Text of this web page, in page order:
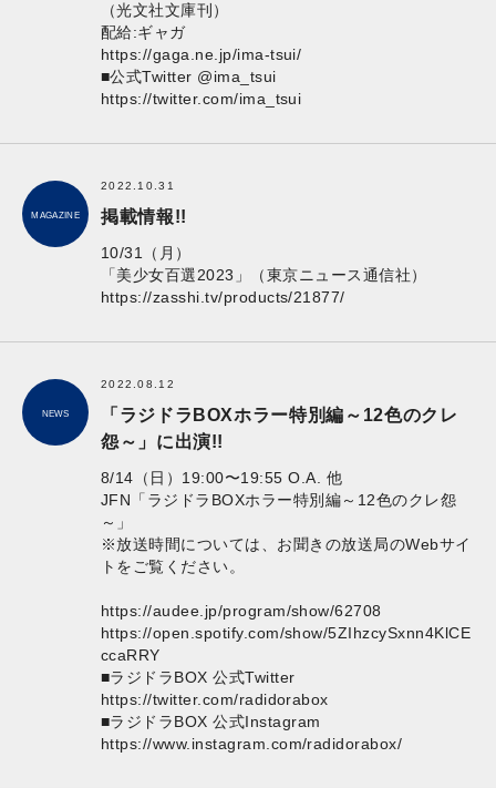
（光文社文庫刊）
配給:ギャガ
https://gaga.ne.jp/ima-tsui/
■公式Twitter @ima_tsui
https://twitter.com/ima_tsui
MAGAZINE
2022.10.31
掲載情報!!
10/31（月）
「美少女百選2023」（東京ニュース通信社）
https://zasshi.tv/products/21877/
NEWS
2022.08.12
「ラジドラBOXホラー特別編～12色のクレ
怨～」に出演!!
8/14（日）19:00〜19:55 O.A. 他
JFN「ラジドラBOXホラー特別編～12色のクレ怨
～」
※放送時間については、お聞きの放送局のWebサイ
トをご覧ください。
https://audee.jp/program/show/62708
https://open.spotify.com/show/5ZIhzcySxnn4KlCE
ccaRRY
■ラジドラBOX 公式Twitter
https://twitter.com/radidorabox
■ラジドラBOX 公式Instagram
https://www.instagram.com/radidorabox/